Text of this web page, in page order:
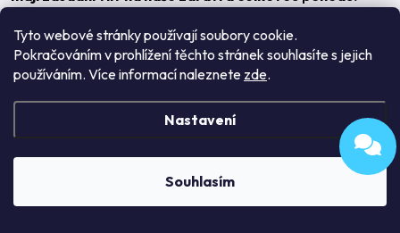
Tyto webové stránky používají soubory cookie.
Pokračováním v prohlížení těchto stránek souhlasíte s jejich
používáním. Více informací naleznete zde.
Nastavení
Souhlasím
jíme, a snažit se sestavit si jídelníček co nejvyváženěji.
Potravinová pyramida je v tomto směru skvělým
srozumitelný návod na správné stravování.